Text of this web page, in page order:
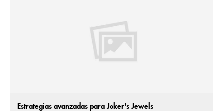
Estrategias avanzadas para Joker's Jewels